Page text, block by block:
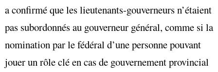
a confirmé que les lieutenants-gouverneurs n’étaient
pas subordonnés au gouverneur général, comme si la
nomination par le fédéral d’une personne pouvant
jouer un rôle clé en cas de gouvernement provincial